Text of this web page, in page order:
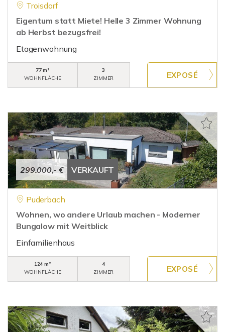
Troisdorf
Eigentum statt Miete! Helle 3 Zimmer Wohnung
ab Herbst bezugsfrei!
Etagenwohnung
77 m²
WOHNFLÄCHE
3
ZIMMER
299.000,- € VERKAUFT
Puderbach
Wohnen, wo andere Urlaub machen - Moderner
Bungalow mit Weitblick
Einfamilienhaus
124 m²
WOHNFLÄCHE
4
ZIMMER